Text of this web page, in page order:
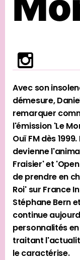
Avec son
démesure,
remarquer
l'émission 'Le
Ouï FM dès
devienne
Fraisier' et
de prendre en
Roi' sur France
Stéphane Bern
continue
personnalités
traitant
le caractérise.